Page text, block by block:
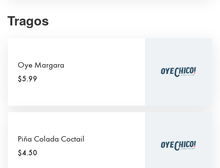
Tragos
Oye Margara
$5.99
Piña Colada Coctail
$4.50